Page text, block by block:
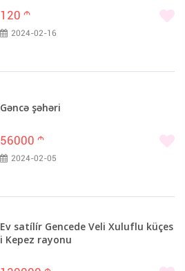
120 m
2024-02-16
Gəncə şəhəri
56000 m
2024-02-05
Ev satílír Gencede Veli Xuluflu küçes
i Kepez rayonu